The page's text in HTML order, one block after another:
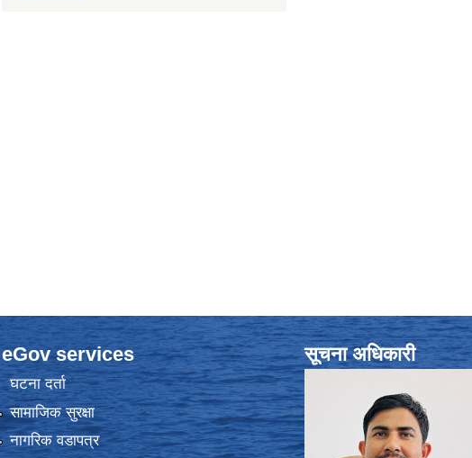
eGov services
घटना दर्ता
सामाजिक सुरक्षा
नागरिक वडापत्र
सूचना अधिकारी